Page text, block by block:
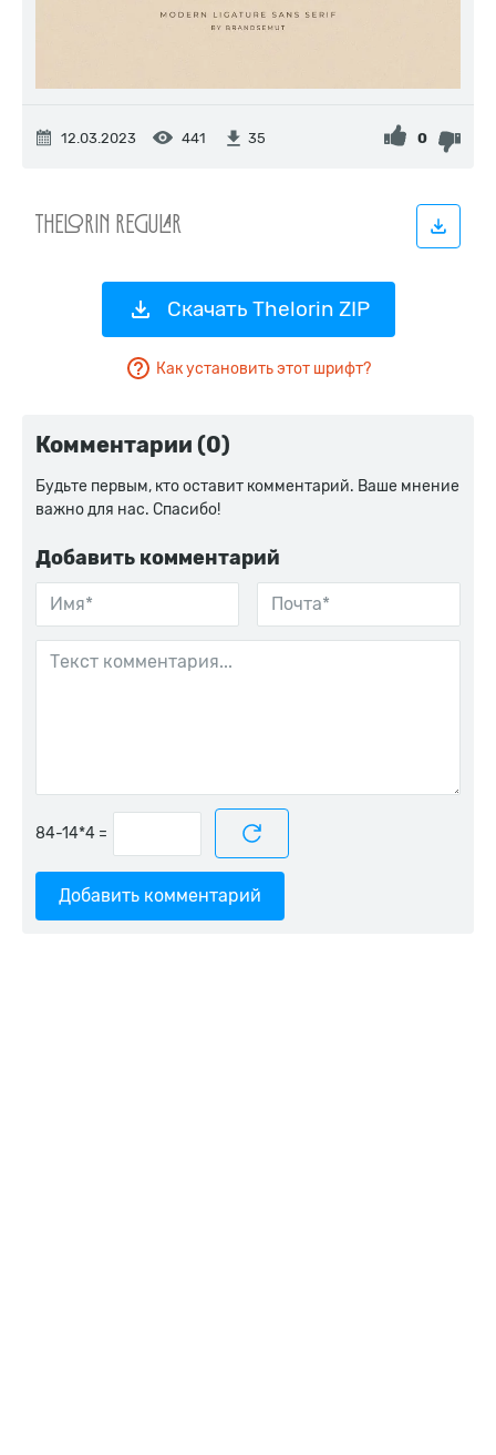
12.03.2023 441 35 0
Скачать Thelorin ZIP
Как установить этот шрифт?
Комментарии (0)
Будьте первым, кто оставит комментарий. Ваше мнение
важно для нас. Спасибо!
Добавить комментарий
=
Добавить комментарий